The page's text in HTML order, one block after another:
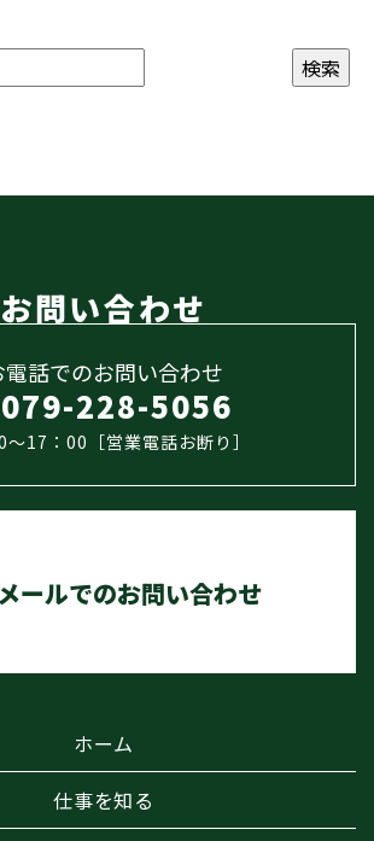
お問い合わせ
電話でのお問い合わせ
079-228-5056
～17：00［営業電話お断り］
メールでのお問い合わせ
ホーム
仕事を知る